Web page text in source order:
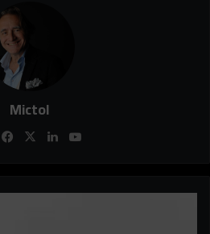
Mictol
WebsiteFacebook
X Linkedin